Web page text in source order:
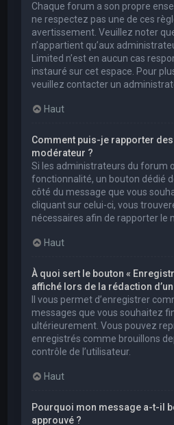
Chaque forum a son propre
ne respectez pas une de ces
avertissement. Veuillez noter
n’appartient qu’aux
Limited n’est en aucun cas
instauré sur cet espace. Pour
veuillez contacter un
Haut
Comment puis-je rapporter
modérateur ?
Si les administrateurs du forum
fonctionnalité, un bouton dédié
côté du message que vous
cliquant sur celui-ci, vous
nécessaires afin de rapporter le
Haut
À quoi sert le bouton «
affiché lors de la rédaction
Il vous permet d’enregistrer
messages que vous souhaitez
ultérieurement. Vous pouvez
enregistrés comme brouillons
contrôle de l’utilisateur.
Haut
Pourquoi mon message a-t-il
approuvé ?